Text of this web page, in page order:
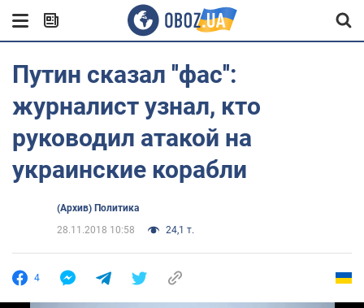
Путин сказал ''фас'':
журналист узнал, кто
руководил атакой на
украинские корабли
(Архив) Политика
28.11.2018 10:58
24,1 т.
4